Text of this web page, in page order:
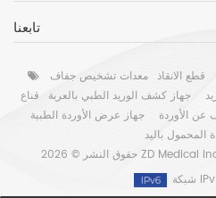
تابعنا
قطع الانقاذ معدات تشخيص جفاف
جهاز كشف الوريد الطبي بالعربة
قناع
الأوردة
جهاز عرض الأوردة الطبية
المحمول باليد